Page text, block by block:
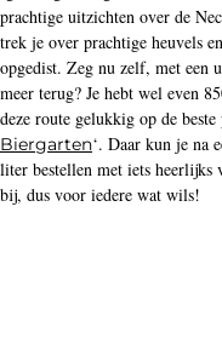
prachtige uitzichten over de
trek je over prachtige heuvels
opgedist. Zeg nu zelf, met een
meer terug? Je hebt wel even
deze route gelukkig op de
Biergarten‘. Daar kun je na
liter bestellen met iets
bij, dus voor iedere wat wils!